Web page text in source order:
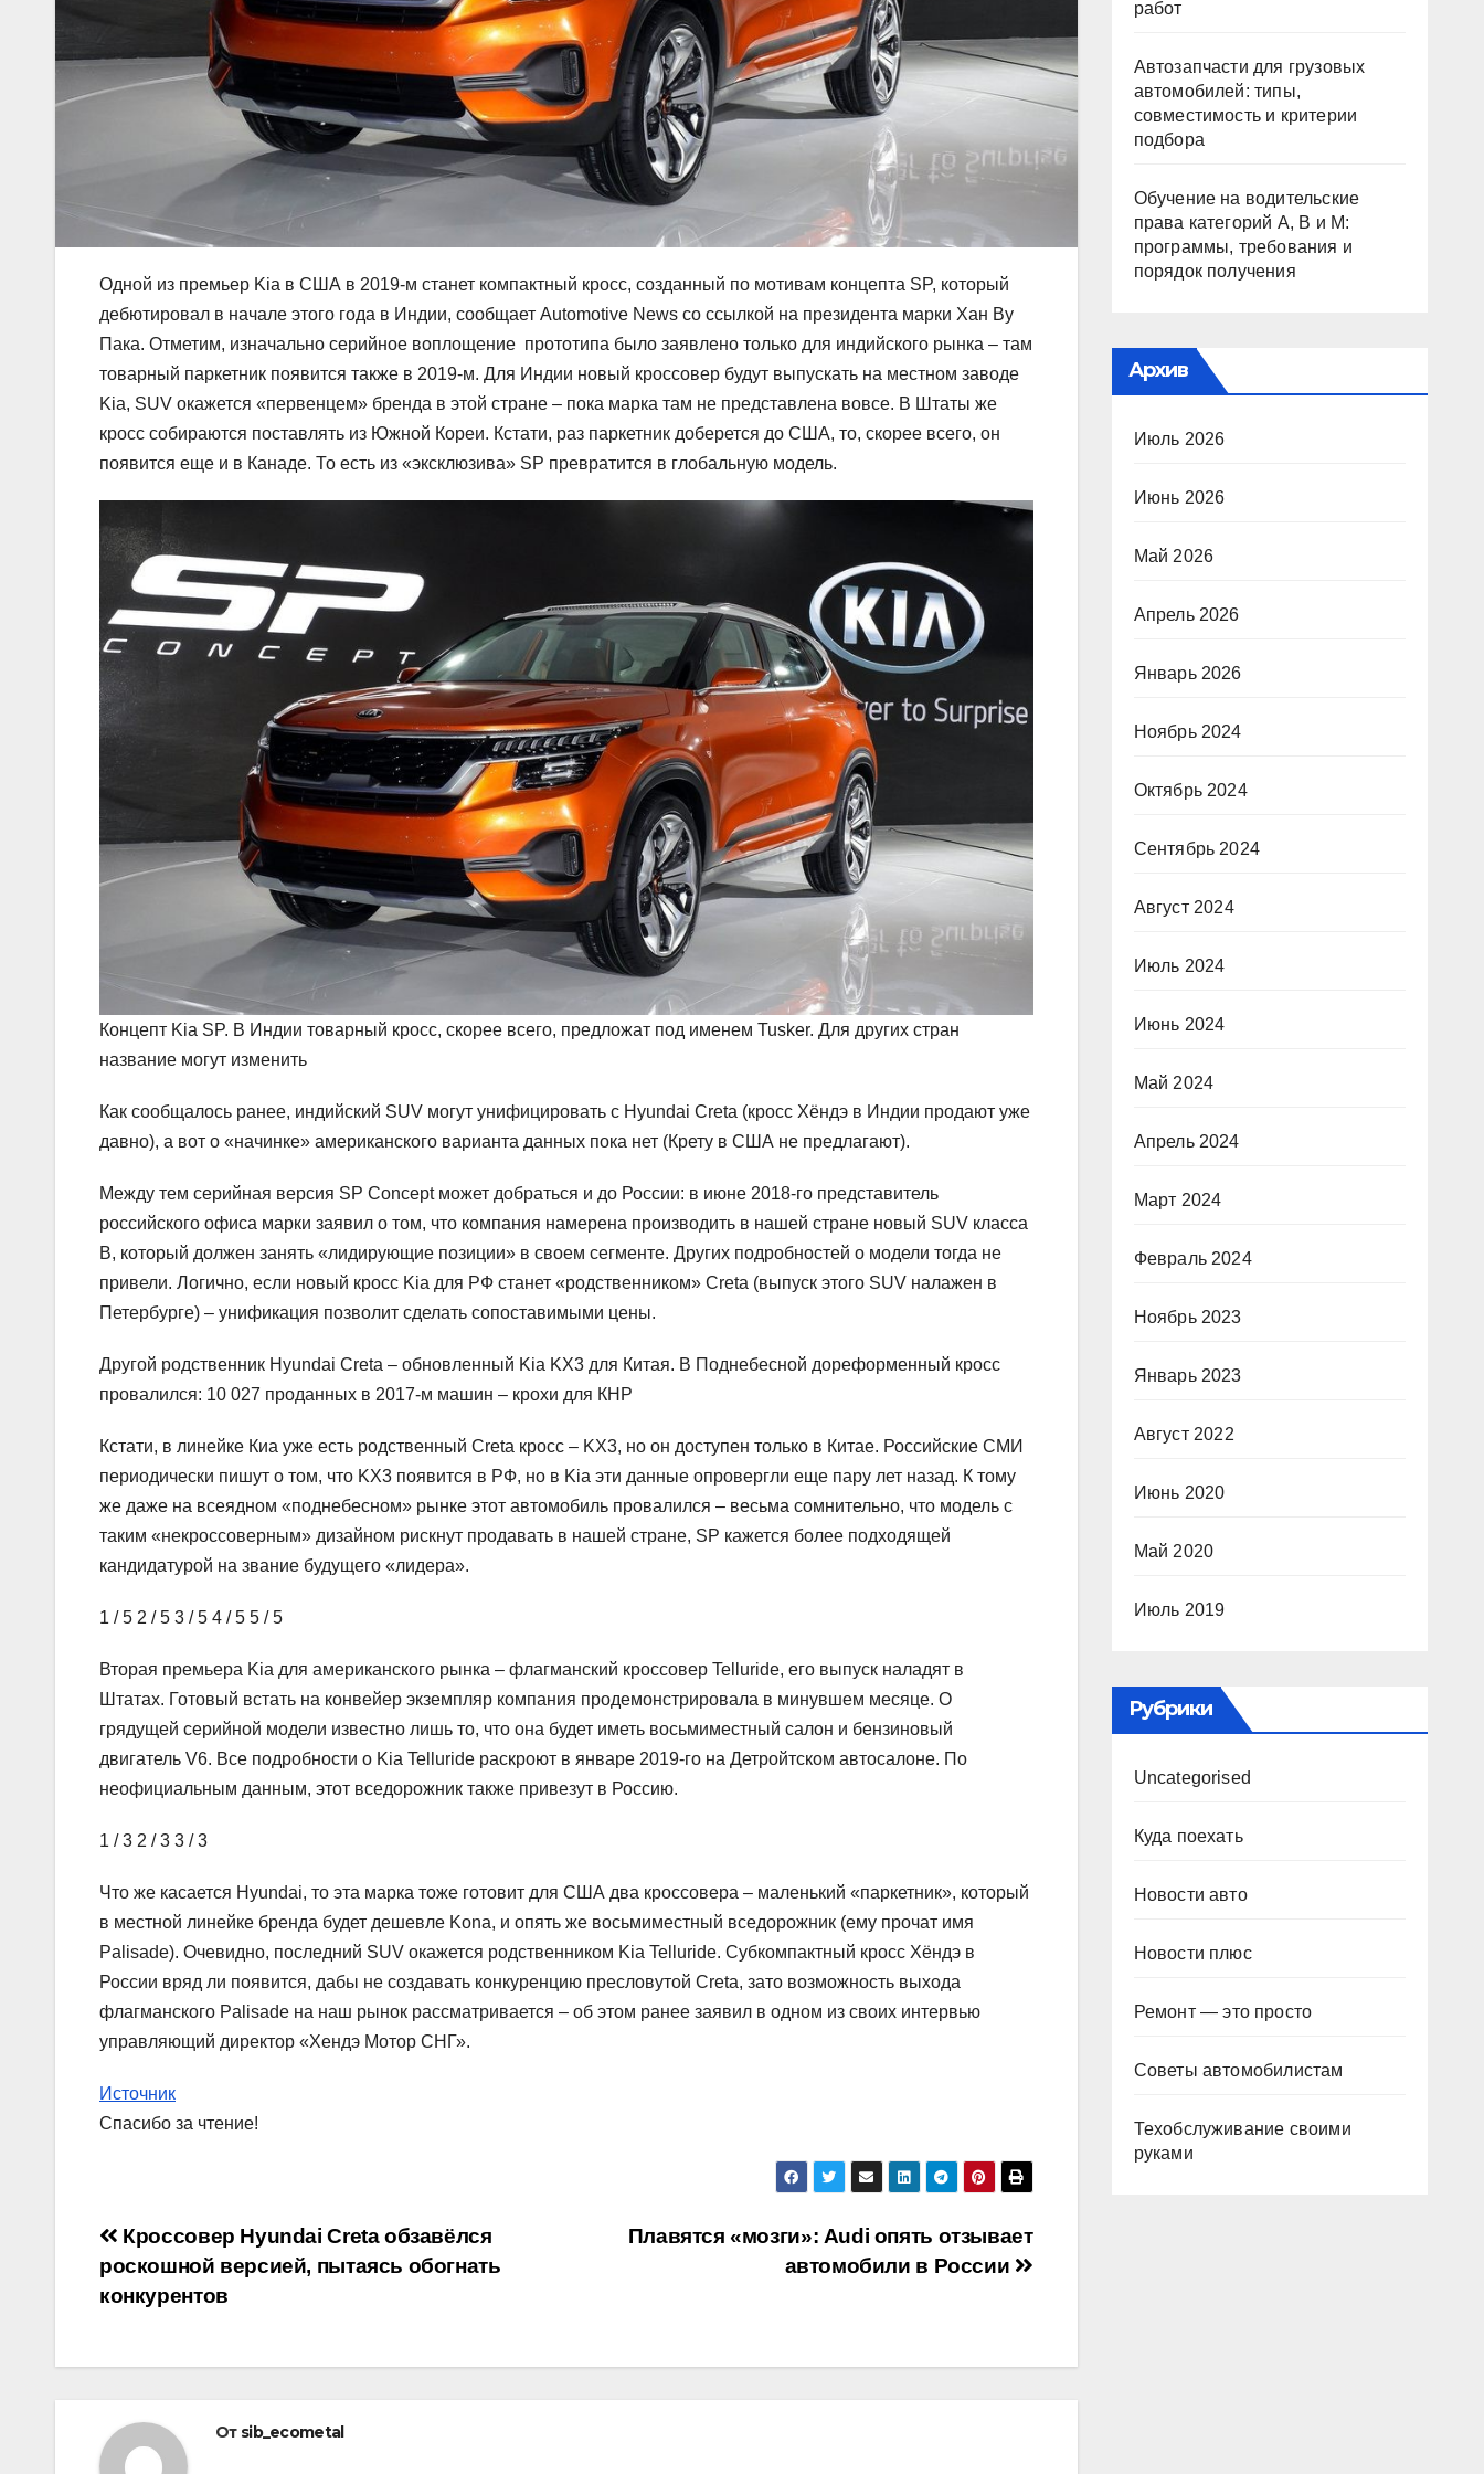
Одной из премьер Kia в США в 2019-м станет компактный кросс, созданный по мотивам концепта SP, который
дебютировал в начале этого года в Индии, сообщает Automotive News со ссылкой на президента марки Хан Ву
Пака. Отметим, изначально серийное воплощение прототипа было заявлено только для индийского рынка – там
товарный паркетник появится также в 2019-м. Для Индии новый кроссовер будут выпускать на местном заводе
Kia, SUV окажется «первенцем» бренда в этой стране – пока марка там не представлена вовсе. В Штаты же
кросс собираются поставлять из Южной Кореи. Кстати, раз паркетник доберется до США, то, скорее всего, он
появится еще и в Канаде. То есть из «эксклюзива» SP превратится в глобальную модель.
Концепт Kia SP. В Индии товарный кросс, скорее всего, предложат под именем Tusker. Для других стран
название могут изменить
Как сообщалось ранее, индийский SUV могут унифицировать с Hyundai Creta (кросс Хёндэ в Индии продают уже
давно), а вот о «начинке» американского варианта данных пока нет (Крету в США не предлагают).
Между тем серийная версия SP Concept может добраться и до России: в июне 2018-го представитель
российского офиса марки заявил о том, что компания намерена производить в нашей стране новый SUV класса
B, который должен занять «лидирующие позиции» в своем сегменте. Других подробностей о модели тогда не
привели. Логично, если новый кросс Kia для РФ станет «родственником» Creta (выпуск этого SUV налажен в
Петербурге) – унификация позволит сделать сопоставимыми цены.
Другой родственник Hyundai Creta – обновленный Kia KX3 для Китая. В Поднебесной дореформенный кросс
провалился: 10 027 проданных в 2017-м машин – крохи для КНР
Кстати, в линейке Киа уже есть родственный Creta кросс – KX3, но он доступен только в Китае. Российские СМИ
периодически пишут о том, что KX3 появится в РФ, но в Kia эти данные опровергли еще пару лет назад. К тому
же даже на всеядном «поднебесном» рынке этот автомобиль провалился – весьма сомнительно, что модель с
таким «некроссоверным» дизайном рискнут продавать в нашей стране, SP кажется более подходящей
кандидатурой на звание будущего «лидера».
1 / 5 2 / 5 3 / 5 4 / 5 5 / 5
Вторая премьера Kia для американского рынка – флагманский кроссовер Telluride, его выпуск наладят в
Штатах. Готовый встать на конвейер экземпляр компания продемонстрировала в минувшем месяце. О
грядущей серийной модели известно лишь то, что она будет иметь восьмиместный салон и бензиновый
двигатель V6. Все подробности о Kia Telluride раскроют в январе 2019-го на Детройтском автосалоне. По
неофициальным данным, этот вседорожник также привезут в Россию.
1 / 3 2 / 3 3 / 3
Что же касается Hyundai, то эта марка тоже готовит для США два кроссовера – маленький «паркетник», который
в местной линейке бренда будет дешевле Kona, и опять же восьмиместный вседорожник (ему прочат имя
Palisade). Очевидно, последний SUV окажется родственником Kia Telluride. Субкомпактный кросс Хёндэ в
России вряд ли появится, дабы не создавать конкуренцию пресловутой Creta, зато возможность выхода
флагманского Palisade на наш рынок рассматривается – об этом ранее заявил в одном из своих интервью
управляющий директор «Хендэ Мотор СНГ».
Источник
Спасибо за чтение!
Навигация
по
Плавятся «мозги»: Audi опять отзывает
автомобили в России
Кроссовер Hyundai Creta обзавёлся
роскошной версией, пытаясь обогнать
конкурентов
От sib_ecometal
работ
Автозапчасти для грузовых
автомобилей: типы,
совместимость и критерии
подбора
Обучение на водительские
права категорий A, B и M:
программы, требования и
порядок получения
Архив
Июль 2026
Июнь 2026
Май 2026
Апрель 2026
Январь 2026
Ноябрь 2024
Октябрь 2024
Сентябрь 2024
Август 2024
Июль 2024
Июнь 2024
Май 2024
Апрель 2024
Март 2024
Февраль 2024
Ноябрь 2023
Январь 2023
Август 2022
Июнь 2020
Май 2020
Июль 2019
Рубрики
Uncategorised
Куда поехать
Новости авто
Новости плюс
Ремонт — это просто
Советы автомобилистам
Техобслуживание своими
руками